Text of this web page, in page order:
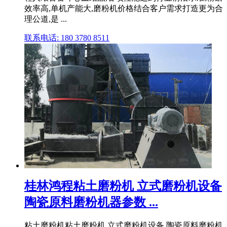
效率高,单机产能大,磨粉机价格结合客户需求打造更为合
理公道,是 ...
联系电话: 180 3780 8511
桂林鸿程粘土磨粉机 立式磨粉机设备
陶瓷原料磨粉机器参数 ...